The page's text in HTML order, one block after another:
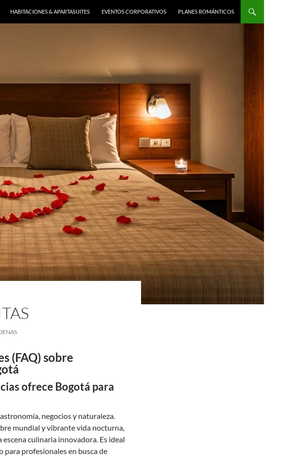
HABITACIONES & APARTASUITES EVENTOS CORPORATIVOS PLANES ROMÁNTICOS
(FAQ) sobre
ofrece Bogotá para
negocios y naturaleza.
mundial y vibrante vida nocturna,
culinaria innovadora. Es ideal
para profesionales en busca de